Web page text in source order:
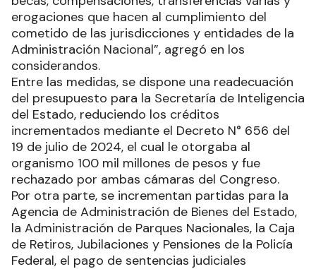
erogaciones que hacen al cumplimiento del
cometido de las jurisdicciones y entidades de la
Administración Nacional”, agregó en los
considerandos.
Entre las medidas, se dispone una readecuación
del presupuesto para la Secretaría de Inteligencia
del Estado, reduciendo los créditos
incrementados mediante el Decreto N° 656 del
19 de julio de 2024, el cual le otorgaba al
organismo 100 mil millones de pesos y fue
rechazado por ambas cámaras del Congreso.
Por otra parte, se incrementan partidas para la
Agencia de Administración de Bienes del Estado,
la Administración de Parques Nacionales, la Caja
de Retiros, Jubilaciones y Pensiones de la Policía
Federal, el pago de sentencias judiciales